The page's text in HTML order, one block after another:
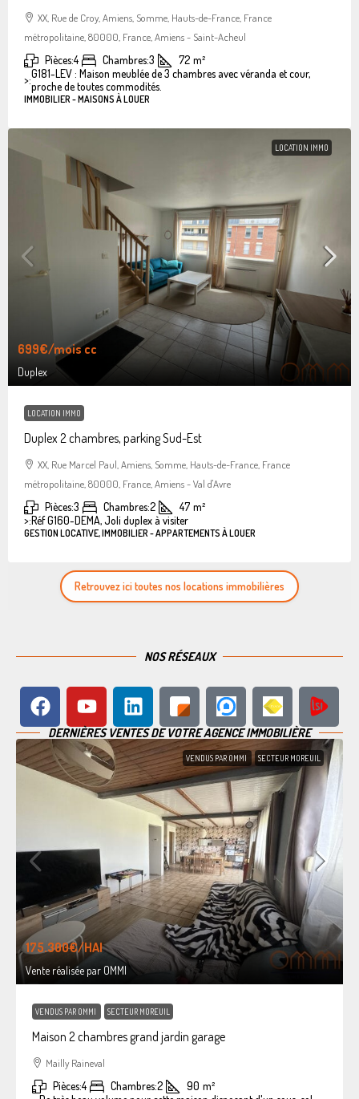
XX, Rue de Croy, Amiens, Somme, Hauts-de-France, France
métropolitaine, 80000, France, Amiens - Saint-Acheul
Pièces:4 Chambres:3 72 m²
>:G181-LEV : Maison meublée de 3 chambres avec véranda et cour,
proche de toutes commodités.
IMMOBILIER - MAISONS À LOUER
LOCATION IMMO
699€/mois cc
Duplex
LOCATION IMMO
Duplex 2 chambres, parking Sud-Est
XX, Rue Marcel Paul, Amiens, Somme, Hauts-de-France, France
métropolitaine, 80000, France, Amiens - Val d'Avre
Pièces:3 Chambres:2 47 m²
>:Réf G160-DEMA, Joli duplex à visiter
GESTION LOCATIVE, IMMOBILIER - APPARTEMENTS À LOUER
Retrouvez ici toutes nos locations immobilières
NOS RÉSEAUX
DERNIÈRES VENTES DE VOTRE AGENCE IMMOBILIÈRE
VENDUS PAR OMMI SECTEUR MOREUIL
175.300€/HAI
Vente réalisée par OMMI
VENDUS PAR OMMI SECTEUR MOREUIL
Maison 2 chambres grand jardin garage
Mailly Raineval
Pièces:4 Chambres:2 90 m²